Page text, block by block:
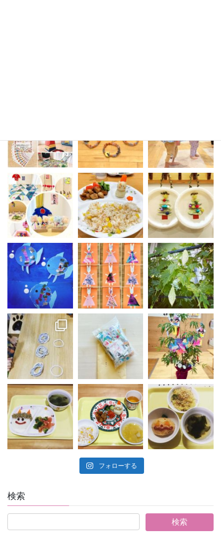
フォローする
検索